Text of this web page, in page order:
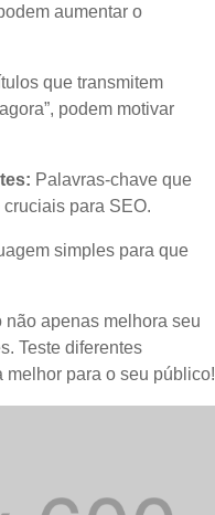
aumentar o
que transmitem
podem motivar
Palavras-chave que
para SEO.
simples para que
não apenas melhora seu
Teste diferentes
para o seu público!